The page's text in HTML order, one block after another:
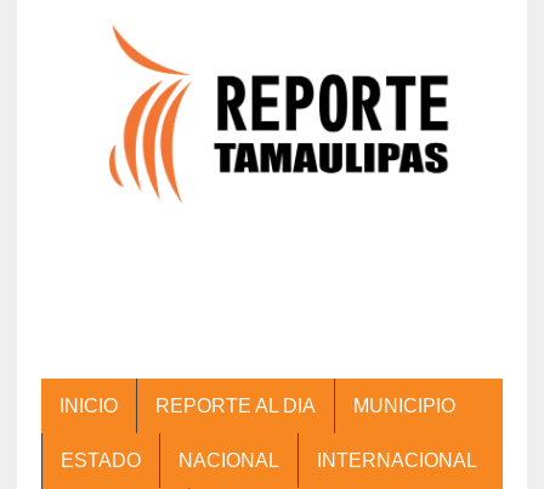
INICIO REPORTE AL DIA MUNICIPIO
ESTADO NACIONAL INTERNACIONAL